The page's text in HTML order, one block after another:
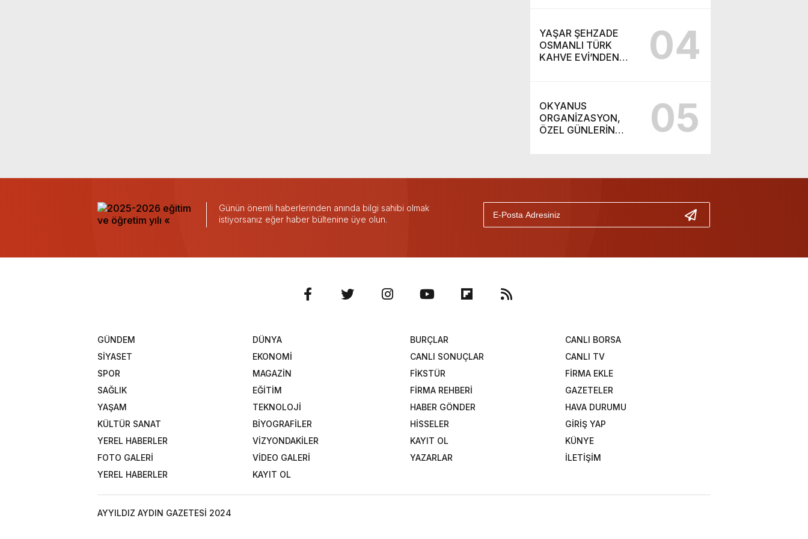
YAŞAR ŞEHZADE
OSMANLI TÜRK
KAHVE EVİ’NDEN
04
OKYANUS
ORGANİZASYON,
ÖZEL GÜNLERİN
05
Günün önemli haberlerinden anında bilgi sahibi olmak
istiyorsanız eğer haber bültenine üye olun.
GÜNDEM
DÜNYA
SİYASET
EKONOMİ
SPOR
MAGAZİN
SAĞLIK
EĞİTİM
YAŞAM
TEKNOLOJİ
KÜLTÜR SANAT
BİYOGRAFİLER
YEREL HABERLER
VİZYONDAKİLER
FOTO GALERİ
VİDEO GALERİ
YEREL HABERLER
KAYIT OL
BURÇLAR
CANLI BORSA
CANLI SONUÇLAR
CANLI TV
FİKSTÜR
FİRMA EKLE
FİRMA REHBERİ
GAZETELER
HABER GÖNDER
HAVA DURUMU
HİSSELER
GİRİŞ YAP
KAYIT OL
KÜNYE
YAZARLAR
İLETİŞİM
AYYILDIZ AYDIN GAZETESİ 2024